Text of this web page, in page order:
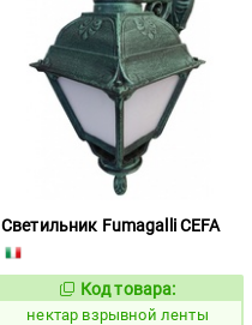
Светильник Fumagalli CEFA
Код:
1126793
Код товара:
нектар взрывной ленты